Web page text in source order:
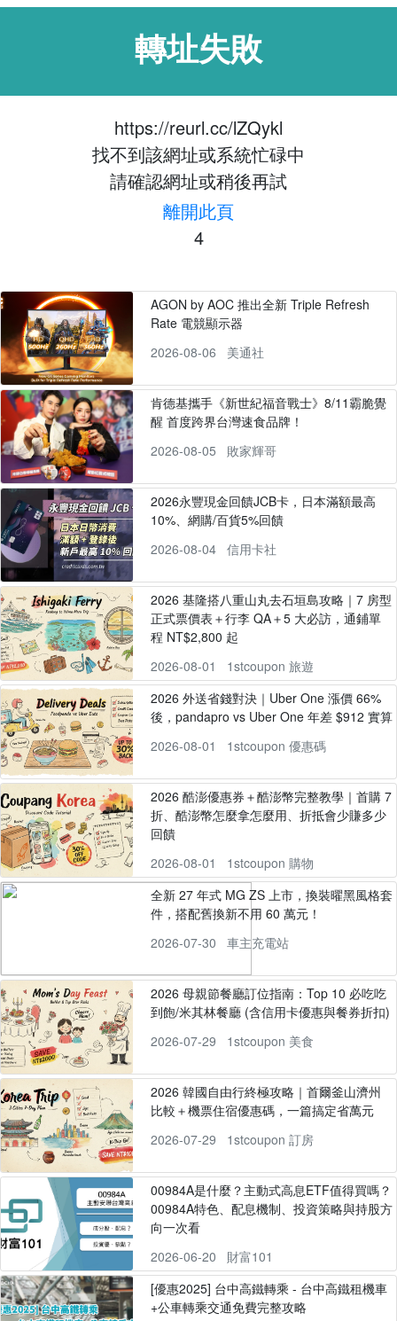
轉址失敗
https://reurl.cc/lZQykl
找不到該網址或系統忙碌中
請確認網址或稍後再試
離開此頁
4
AGON by AOC 推出全新 Triple Refresh
Rate 電競顯示器
2026-08-06
美通社
肯德基攜手《新世紀福音戰士》8/11霸脆覺
醒 首度跨界台灣速食品牌！
2026-08-05
敗家輝哥
2026永豐現金回饋JCB卡，日本滿額最高
10%、網購/百貨5%回饋
2026-08-04
信用卡社
2026 基隆搭八重山丸去石垣島攻略｜7 房型
正式票價表＋行李 QA＋5 大必訪，通鋪單
程 NT$2,800 起
2026-08-01
1stcoupon 旅遊
2026 外送省錢對決｜Uber One 漲價 66%
後，pandapro vs Uber One 年差 $912 實算
2026-08-01
1stcoupon 優惠碼
2026 酷澎優惠券＋酷澎幣完整教學｜首購 7
折、酷澎幣怎麼拿怎麼用、折抵會少賺多少
回饋
2026-08-01
1stcoupon 購物
全新 27 年式 MG ZS 上市，換裝曜黑風格套
件，搭配舊換新不用 60 萬元！
2026-07-30
車主充電站
2026 母親節餐廳訂位指南：Top 10 必吃吃
到飽/米其林餐廳 (含信用卡優惠與餐券折扣)
2026-07-29
1stcoupon 美食
2026 韓國自由行終極攻略｜首爾釜山濟州
比較＋機票住宿優惠碼，一篇搞定省萬元
2026-07-29
1stcoupon 訂房
00984A是什麼？主動式高息ETF值得買嗎？
00984A特色、配息機制、投資策略與持股方
向一次看
2026-06-20
財富101
[優惠2025] 台中高鐵轉乘 - 台中高鐵租機車
+公車轉乘交通免費完整攻略